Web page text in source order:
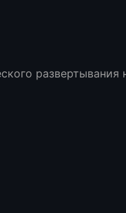
развертывания